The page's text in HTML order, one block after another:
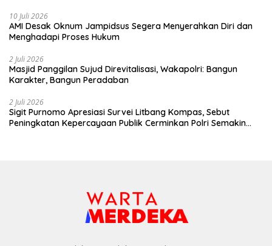
10 Juli 2026
AMI Desak Oknum Jampidsus Segera Menyerahkan Diri dan
Menghadapi Proses Hukum
2 Juli 2026
Masjid Panggilan Sujud Direvitalisasi, Wakapolri: Bangun
Karakter, Bangun Peradaban
2 Juli 2026
Sigit Purnomo Apresiasi Survei Litbang Kompas, Sebut
Peningkatan Kepercayaan Publik Cerminkan Polri Semakin